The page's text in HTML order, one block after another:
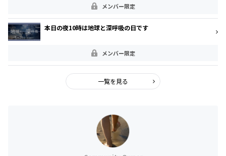
メンバー限定
本日の夜10時は地球と深呼吸の日です
メンバー限定
一覧を見る